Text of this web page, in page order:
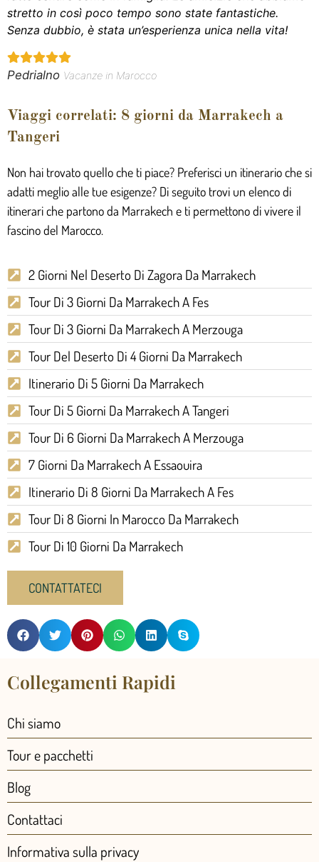
stretto in così poco tempo sono state fantastiche.
Senza dubbio, è stata un’esperienza unica nella vita!
Pedrialno Vacanze in Marocco
Viaggi correlati: 8 giorni da Marrakech a
Tangeri
Non hai trovato quello che ti piace? Preferisci un itinerario che si
adatti meglio alle tue esigenze? Di seguito trovi un elenco di
itinerari che partono da Marrakech e ti permettono di vivere il
fascino del Marocco.
2 Giorni Nel Deserto Di Zagora Da Marrakech
Tour Di 3 Giorni Da Marrakech A Fes
Tour Di 3 Giorni Da Marrakech A Merzouga
Tour Del Deserto Di 4 Giorni Da Marrakech
Itinerario Di 5 Giorni Da Marrakech
Tour Di 5 Giorni Da Marrakech A Tangeri
Tour Di 6 Giorni Da Marrakech A Merzouga
7 Giorni Da Marrakech A Essaouira
Itinerario Di 8 Giorni Da Marrakech A Fes
Tour Di 8 Giorni In Marocco Da Marrakech
Tour Di 10 Giorni Da Marrakech
CONTATTATECI
Collegamenti Rapidi
Chi siamo
Tour e pacchetti
Blog
Contattaci
Informativa sulla privacy